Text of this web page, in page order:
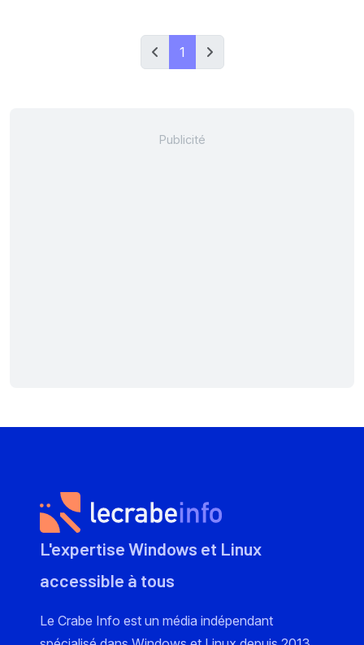
1
L'expertise Windows et Linux
accessible à tous
Le Crabe Info est un média indépendant